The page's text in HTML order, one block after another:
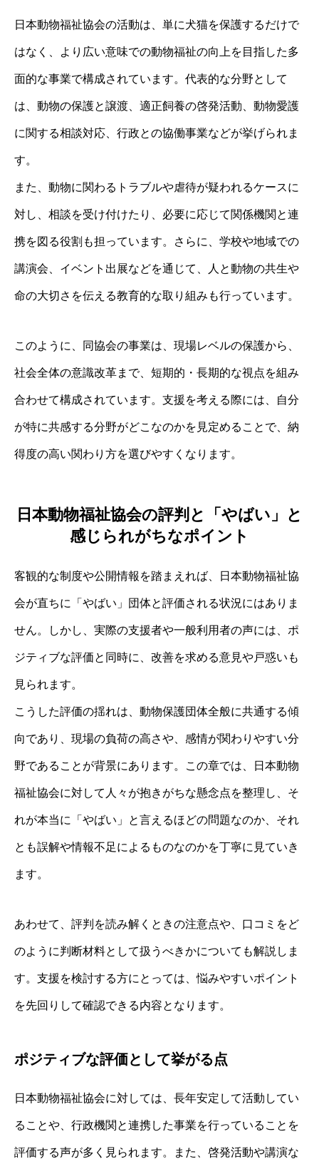
日本動物福祉協会の活動は、単に犬猫を保護するだけで
はなく、より広い意味での動物福祉の向上を目指した多
面的な事業で構成されています。代表的な分野として
は、動物の保護と譲渡、適正飼養の啓発活動、動物愛護
に関する相談対応、行政との協働事業などが挙げられま
す。
また、動物に関わるトラブルや虐待が疑われるケースに
対し、相談を受け付けたり、必要に応じて関係機関と連
携を図る役割も担っています。さらに、学校や地域での
講演会、イベント出展などを通じて、人と動物の共生や
命の大切さを伝える教育的な取り組みも行っています。
このように、同協会の事業は、現場レベルの保護から、
社会全体の意識改革まで、短期的・長期的な視点を組み
合わせて構成されています。支援を考える際には、自分
が特に共感する分野がどこなのかを見定めることで、納
得度の高い関わり方を選びやすくなります。
日本動物福祉協会の評判と「やばい」と
感じられがちなポイント
客観的な制度や公開情報を踏まえれば、日本動物福祉協
会が直ちに「やばい」団体と評価される状況にはありま
せん。しかし、実際の支援者や一般利用者の声には、ポ
ジティブな評価と同時に、改善を求める意見や戸惑いも
見られます。
こうした評価の揺れは、動物保護団体全般に共通する傾
向であり、現場の負荷の高さや、感情が関わりやすい分
野であることが背景にあります。この章では、日本動物
福祉協会に対して人々が抱きがちな懸念点を整理し、そ
れが本当に「やばい」と言えるほどの問題なのか、それ
とも誤解や情報不足によるものなのかを丁寧に見ていき
ます。
あわせて、評判を読み解くときの注意点や、口コミをど
のように判断材料として扱うべきかについても解説しま
す。支援を検討する方にとっては、悩みやすいポイント
を先回りして確認できる内容となります。
ポジティブな評価として挙がる点
日本動物福祉協会に対しては、長年安定して活動してい
ることや、行政機関と連携した事業を行っていることを
評価する声が多く見られます。また、啓発活動や講演な